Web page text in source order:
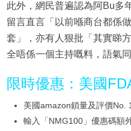
此外，網民普遍認為阿Bu多
留言直言「以前喺商台都係
套」，亦有人狠批「其實睇
全唔係一個主持嘅料，語氣
限時優惠：美國
美國amazon鎖量及評價No. 1
輸入「NMG100」優惠碼額